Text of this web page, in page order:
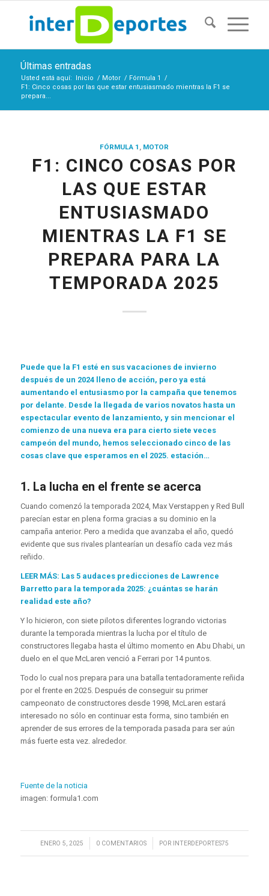
Últimas entradas
Usted está aquí: Inicio / Motor / Fórmula 1
/
F1: Cinco cosas por las que estar entusiasmado mientras la F1 se
prepara...
FÓRMULA 1 , MOTOR
F1: CINCO COSAS POR
LAS QUE ESTAR
ENTUSIASMADO
MIENTRAS LA F1 SE
PREPARA PARA LA
TEMPORADA 2025
Puede que la F1 esté en sus vacaciones de invierno
después de un 2024 lleno de acción, pero ya está
aumentando el entusiasmo por la campaña que tenemos
por delante. Desde la llegada de varios novatos hasta un
espectacular evento de lanzamiento, y sin mencionar el
comienzo de una nueva era para cierto siete veces
campeón del mundo, hemos seleccionado cinco de las
cosas clave que esperamos en el 2025. estación…
1. La lucha en el frente se acerca
Cuando comenzó la temporada 2024, Max Verstappen y Red Bull
parecían estar en plena forma gracias a su dominio en la
campaña anterior. Pero a medida que avanzaba el año, quedó
evidente que sus rivales plantearían un desafío cada vez más
reñido.
LEER MÁS: Las 5 audaces predicciones de Lawrence
Barretto para la temporada 2025: ¿cuántas se harán
realidad este año?
Y lo hicieron, con siete pilotos diferentes logrando victorias
durante la temporada mientras la lucha por el título de
constructores llegaba hasta el último momento en Abu Dhabi, un
duelo en el que McLaren venció a Ferrari por 14 puntos.
Todo lo cual nos prepara para una batalla tentadoramente reñida
por el frente en 2025. Después de conseguir su primer
campeonato de constructores desde 1998, McLaren estará
interesado no sólo en continuar esta forma, sino también en
aprender de sus errores de la temporada pasada para ser aún
más fuerte esta vez. alrededor.
Fuente de la noticia
imagen: formula1.com
ENERO 5, 2025
/ 0 COMENTARIOS
/ POR INTERDEPORTES75